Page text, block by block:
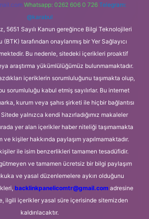
Whatsapp: 0262 606 0 726 Telegram:
@karabul
5651 Sayılı Kanun gereğince Bilgi Teknolojileri
tarafından onaylanmış bir Yer Sağlayıcı
Bu nedenle, sitedeki içerikleri proaktif
araştırma yükümlülüğümüz bulunmamaktadır.
içeriklerin sorumluluğunu taşımakta olup,
sorumluluğu kabul etmiş sayılırlar. Bu internet
kurum veya şahıs şirketi ile hiçbir bağlantısı
yalnızca kendi hazırladığımız makaleler
yer alan içerikler haber niteliği taşımamakta
kişiler hakkında paylaşım yapılmamaktadır.
ile isim benzerlikleri tamamen tesadüfidir.
ve tamamen ücretsiz bir bilgi paylaşım
ve yasal düzenlemelere aykırı olduğunu
backlinkpanelicomtr@gmail.comadresine
ilgili içerikler yasal süre içerisinde sitemizden
kaldırılacaktır.